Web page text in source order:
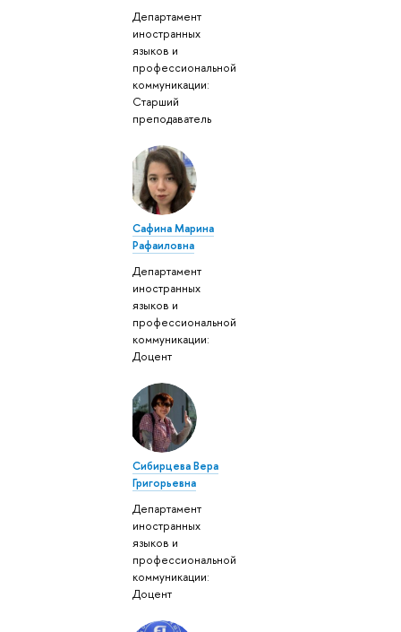
Департамент
иностранных
языков и
профессиональной
коммуникации:
Старший
преподаватель
Сафина Марина
Рафаиловна
Департамент
иностранных
языков и
профессиональной
коммуникации:
Доцент
Сибирцева Вера
Григорьевна
Департамент
иностранных
языков и
профессиональной
коммуникации:
Доцент